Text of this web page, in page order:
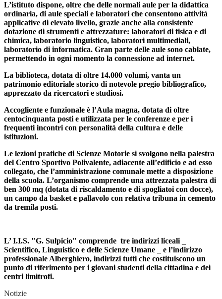
L’istituto dispone, oltre che delle normali aule per la didattica
ordinaria, di aule speciali e laboratori che consentono attività
applicative di elevato livello, grazie anche alla consistente
dotazione di strumenti e attrezzature: laboratori di fisica e di
chimica, laboratorio linguistico, laboratori multimediali,
laboratorio di informatica. Gran parte delle aule sono cablate,
permettendo in ogni momento la connessione ad internet.
La biblioteca, dotata di oltre 14.000 volumi, vanta un
patrimonio editoriale storico di notevole pregio bibliografico,
apprezzato da ricercatori e studiosi.
Accogliente e funzionale è l’Aula magna, dotata di oltre
centocinquanta posti e utilizzata per le conferenze e per i
frequenti incontri con personalità della cultura e delle
istituzioni.
Le lezioni pratiche di Scienze Motorie si svolgono nella palestra
del Centro Sportivo Polivalente, adiacente all’edificio e ad esso
collegato, che l’amministrazione comunale mette a disposizione
della scuola. L’organismo comprende una attrezzata palestra di
ben 300 mq (dotata di riscaldamento e di spogliatoi con docce),
un campo da basket e pallavolo con relativa tribuna in cemento
da tremila posti.
L’ I.I.S. "G. Sulpicio" comprende tre indirizzi liceali _
Scientifico, Linguistico e delle Scienze Umane _ e l’indirizzo
professionale Alberghiero, indirizzi tutti che costituiscono un
punto di riferimento per i giovani studenti della cittadina e dei
centri limitrofi.
Notizie